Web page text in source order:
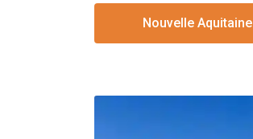
Nouvelle Aquitaine